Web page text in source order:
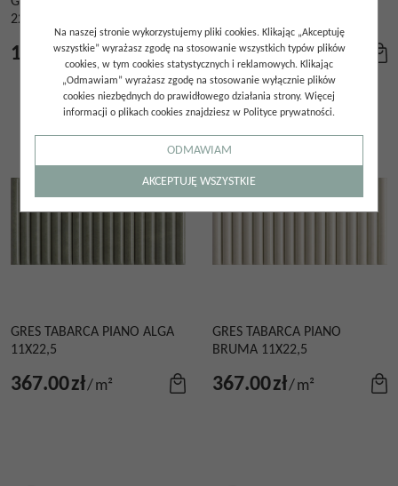
22,5X22,5
180.00zł/ m² 260.00zł /m²
GRES TABARCA PIANO ALGA
11X22,5
367.00zł/m²
GRES TABARCA PIANO
BRUMA 11X22,5
367.00zł/m²
Na naszej stronie wykorzystujemy pliki cookies. Klikając „Akceptuję
wszystkie” wyrażasz zgodę na stosowanie wszystkich typów plików
cookies, w tym cookies statystycznych i reklamowych. Klikając
„Odmawiam” wyrażasz zgodę na stosowanie wyłącznie plików
cookies niezbędnych do prawidłowego działania strony. Więcej
informacji o plikach cookies znajdziesz w Polityce prywatności.
ODMAWIAM
AKCEPTUJĘ WSZYSTKIE